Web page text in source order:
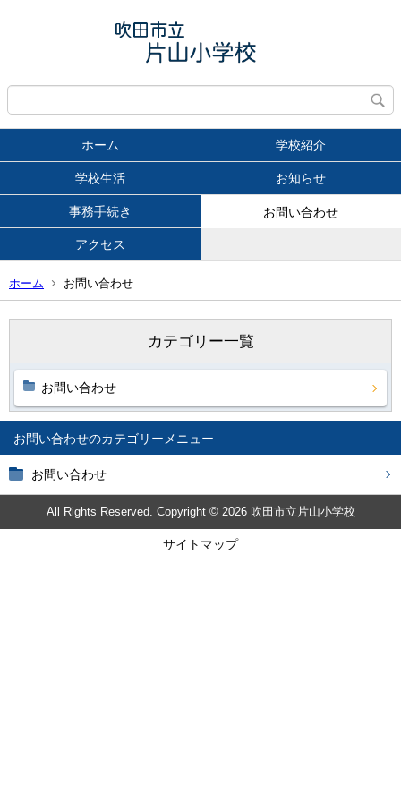
ホーム 学校紹介
学校生活 お知らせ
事務手続き お問い合わせ
アクセス
ホーム お問い合わせ
お問い合わせ
お問い合わせ
カテゴリー一覧
お問い合わせ
All Rights Reserved. Copyright © 2026 吹田市立片山小学校
サイトマップ